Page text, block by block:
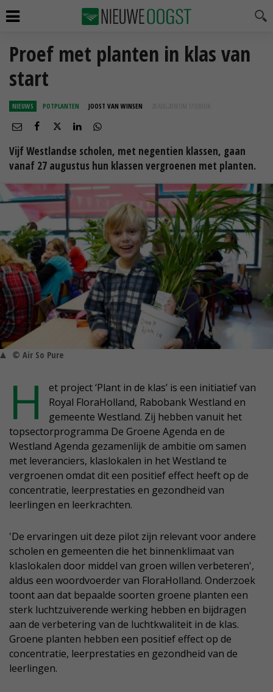
Proef met planten in klas van
start
NIEUWS POTPLANTEN JOOST VAN WINSEN 28 AUG 2018 OM 17:03
Vijf Westlandse scholen, met negentien klassen, gaan
vanaf 27 augustus hun klassen vergroenen met planten.
© Air So Pure
H
et project ‘Plant in de klas’ is een initiatief van
Royal FloraHolland, Rabobank Westland en
gemeente Westland. Zij hebben vanuit het
topsectorprogramma De Groene Agenda en de
Westland Agenda gezamenlijk de ambitie om samen
met leveranciers, klaslokalen in het Westland te
vergroenen omdat dit een positief effect heeft op de
concentratie, leerprestaties en gezondheid van
leerlingen en leerkrachten.
'De ervaringen uit deze pilot zijn relevant voor andere
scholen en gemeenten die het binnenklimaat van
klaslokalen door middel van groen willen verbeteren',
aldus een woordvoerder van FloraHolland. Onderzoek
toont aan dat bepaalde soorten groene planten een
sterk luchtzuiverende werking hebben en bijdragen
aan de verbetering van de luchtkwaliteit in de klas.
Groene planten hebben een positief effect op de
concentratie, leerprestaties en gezondheid van de
leerlingen.